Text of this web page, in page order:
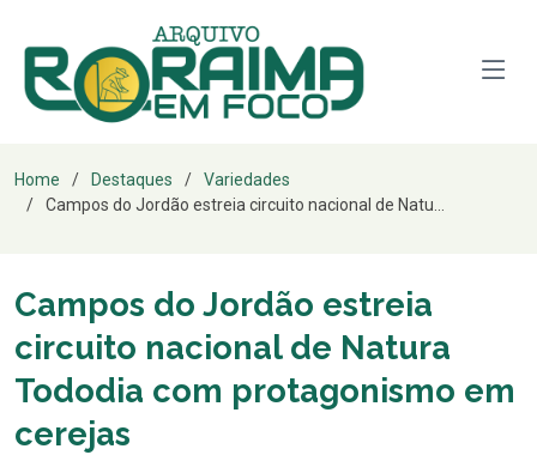
Home Destaques
Variedades
Campos do Jordão estreia circuito nacional de Natu...
Campos do Jordão estreia
circuito nacional de Natura
Tododia com protagonismo em
cerejas